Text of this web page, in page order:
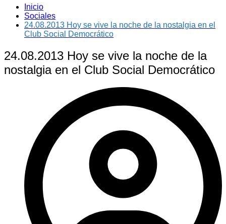
Inicio
Sociales
24.08.2013 Hoy se vive la noche de la nostalgia en el
Club Social Democrático
24.08.2013 Hoy se vive la noche de la
nostalgia en el Club Social Democrático